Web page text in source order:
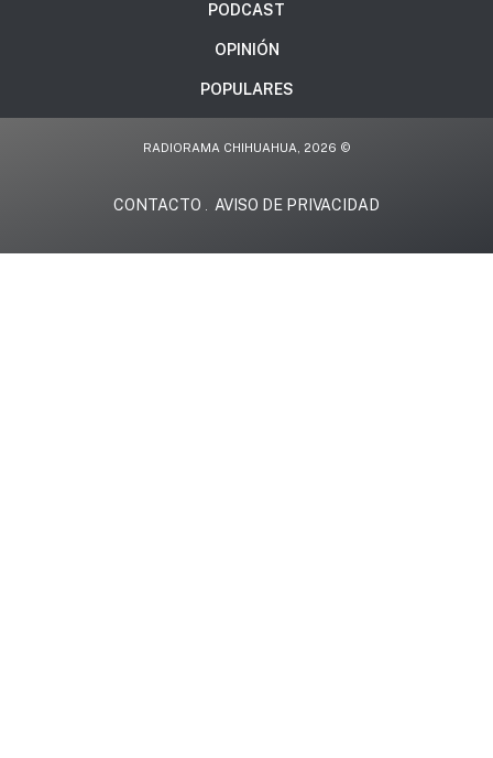
PODCAST
OPINIÓN
POPULARES
RADIORAMA CHIHUAHUA, 2026 ©
CONTACTO . AVISO DE PRIVACIDAD